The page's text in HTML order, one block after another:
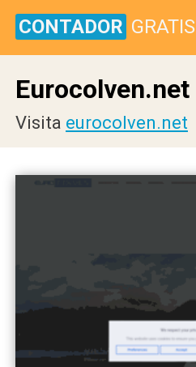
CONTADOR GRATIS
Eurocolven.net
Visita eurocolven.net